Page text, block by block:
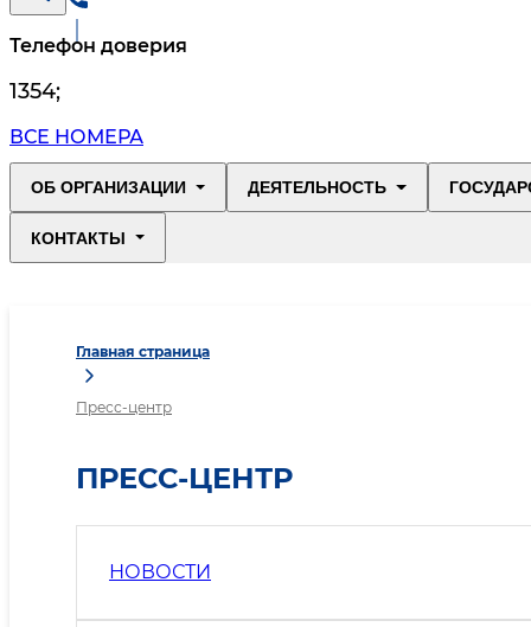
Телефон доверия
1354;
ВСЕ НОМЕРА
ОБ ОРГАНИЗАЦИИ ДЕЯТЕЛЬНОСТЬ
КОНТАКТЫ
Главная страница
Пресс-центр
ПРЕСС-ЦЕНТР
НОВОСТИ